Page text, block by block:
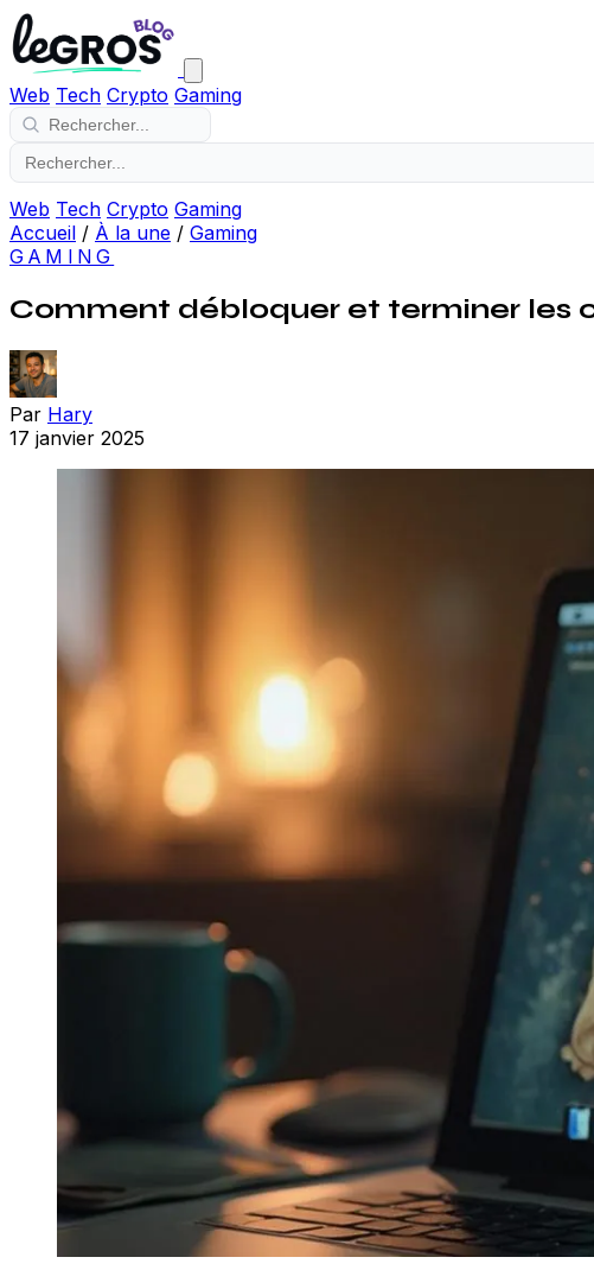
Web Tech Crypto Gaming
Web Tech Crypto Gaming
Accueil / À la une / Gaming
GAMING
Comment débloquer et terminer les
Par Hary
17 janvier 2025